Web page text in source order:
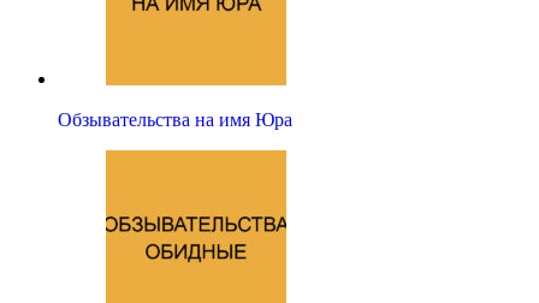
Обзывательства на имя Юра